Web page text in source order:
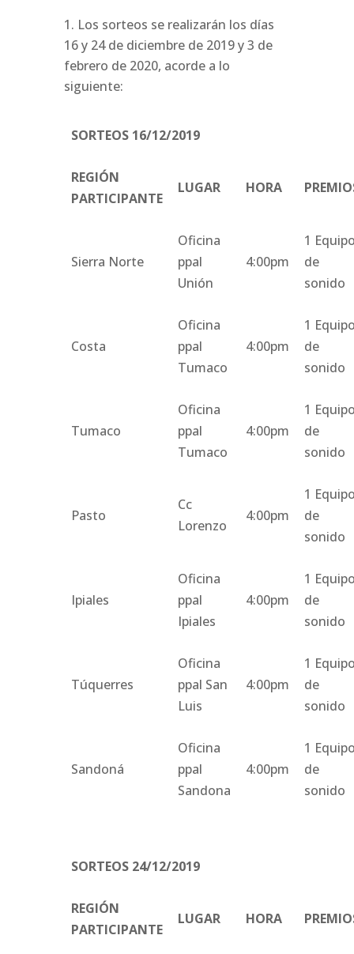
Los sorteos se realizarán los días
16 y 24 de diciembre de 2019 y 3 de
febrero de 2020, acorde a lo
siguiente:
SORTEOS 16/12/2019
REGIÓN
PARTICIPANTE
LUGAR HORA
Sierra Norte
Oficina
ppal
Unión
4:00pm
1
de
sonido
Costa
Oficina
ppal
Tumaco
4:00pm
1
de
sonido
Tumaco
Oficina
ppal
Tumaco
4:00pm
1
de
sonido
Pasto
Cc
Lorenzo
4:00pm
1
de
sonido
Ipiales
Oficina
ppal
Ipiales
4:00pm
1
de
sonido
Túquerres
Oficina
ppal San
Luis
4:00pm
1
de
sonido
Sandoná
Oficina
ppal
Sandona
4:00pm
1
de
sonido
SORTEOS 24/12/2019
REGIÓN
PARTICIPANTE
LUGAR HORA